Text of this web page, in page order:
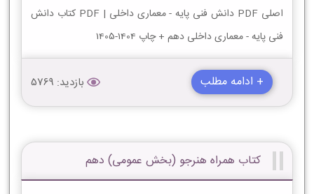
اصلی PDF دانش فنی پایه - معماری داخلی | PDF کتاب دانش
فنی پایه - معماری داخلی دهم + چاپ 1404-1405
+ ادامه مطلب بازدید: 5769
کتاب همراه هنرجو (بخش عمومی) دهم